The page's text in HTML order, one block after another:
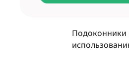
Подоконники